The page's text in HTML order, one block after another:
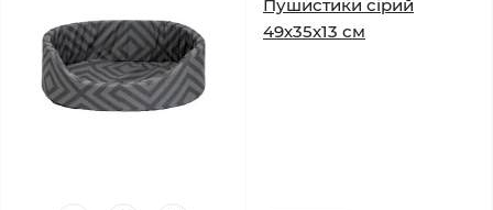
Пушистики сірий
49х35х13 см